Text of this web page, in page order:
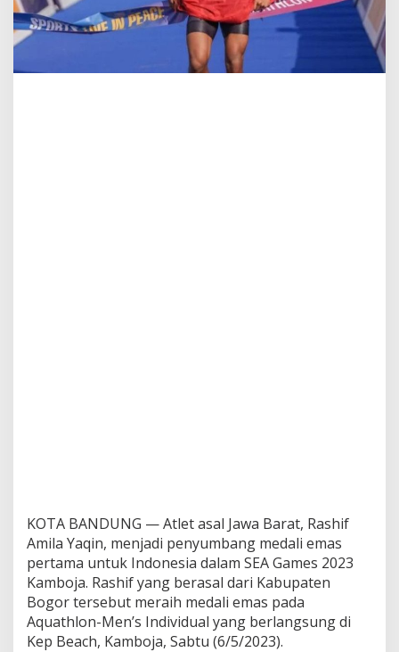
KOTA BANDUNG — Atlet asal Jawa Barat, Rashif
Amila Yaqin, menjadi penyumbang medali emas
pertama untuk Indonesia dalam SEA Games 2023
Kamboja. Rashif yang berasal dari Kabupaten
Bogor tersebut meraih medali emas pada
Aquathlon-Men’s Individual yang berlangsung di
Kep Beach, Kamboja, Sabtu (6/5/2023).